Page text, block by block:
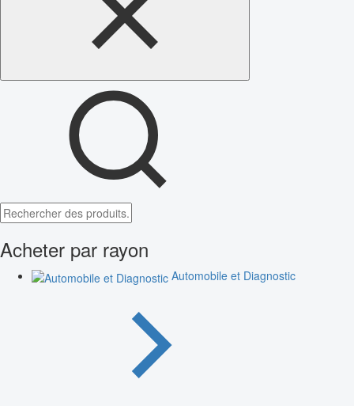
Acheter par rayon
Automobile et Diagnostic